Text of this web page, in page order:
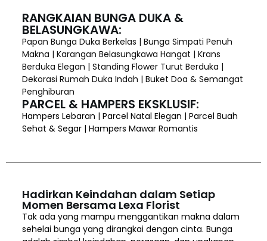
RANGKAIAN BUNGA DUKA &
BELASUNGKAWA:
Papan Bunga Duka Berkelas | Bunga Simpati Penuh
Makna | Karangan Belasungkawa Hangat | Krans
Berduka Elegan | Standing Flower Turut Berduka |
Dekorasi Rumah Duka Indah | Buket Doa & Semangat
Penghiburan
PARCEL & HAMPERS EKSKLUSIF:
Hampers Lebaran | Parcel Natal Elegan | Parcel Buah
Sehat & Segar | Hampers Mawar Romantis
Hadirkan Keindahan dalam Setiap
Momen Bersama Lexa Florist
Tak ada yang mampu menggantikan makna dalam
sehelai bunga yang dirangkai dengan cinta. Bunga